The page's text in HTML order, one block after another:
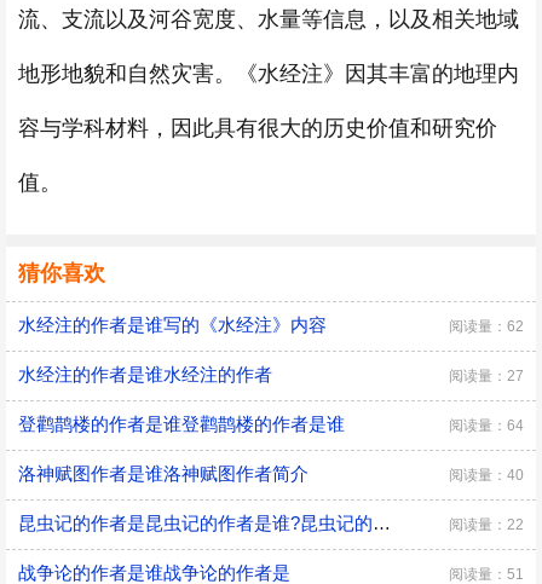
流、支流以及河谷宽度、水量等信息，以及相关地域
地形地貌和自然灾害。《水经注》因其丰富的地理内
容与学科材料，因此具有很大的历史价值和研究价
值。
猜你喜欢
水经注的作者是谁写的《水经注》内容 阅读量：62
水经注的作者是谁水经注的作者 阅读量：27
登鹳鹊楼的作者是谁登鹳鹊楼的作者是谁 阅读量：64
洛神赋图作者是谁洛神赋图作者简介 阅读量：40
昆虫记的作者是昆虫记的作者是谁?昆虫记的作者是谁?是哪国的? 阅读量：22
战争论的作者是谁战争论的作者是 阅读量：51